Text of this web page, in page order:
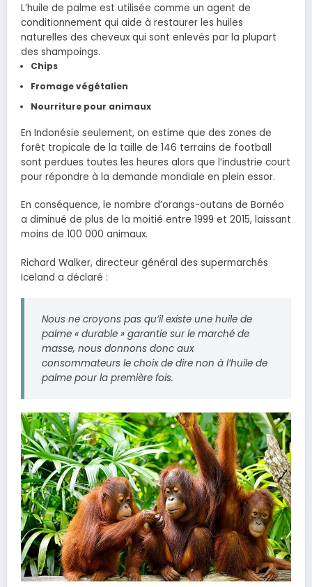
L’huile de palme est utilisée comme un agent de
conditionnement qui aide à restaurer les huiles
naturelles des cheveux qui sont enlevés par la plupart
des shampoings.
Chips
Fromage végétalien
Nourriture pour animaux
En Indonésie seulement, on estime que des zones de
forêt tropicale de la taille de 146 terrains de football
sont perdues toutes les heures alors que l’industrie court
pour répondre à la demande mondiale en plein essor.
En conséquence, le nombre d’orangs-outans de Bornéo
a diminué de plus de la moitié entre 1999 et 2015, laissant
moins de 100 000 animaux.
Richard Walker, directeur général des supermarchés
Iceland a déclaré :
Nous ne croyons pas qu’il existe une huile de
palme « durable » garantie sur le marché de
masse, nous donnons donc aux
consommateurs le choix de dire non à l’huile de
palme pour la première fois.